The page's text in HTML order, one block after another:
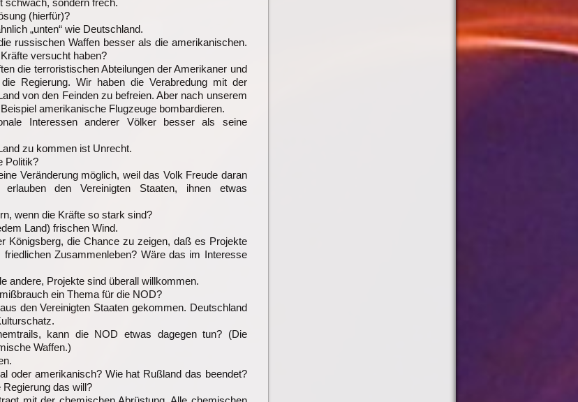
(hierfür)?
„unten“ wie Deutschland.
russischen Waffen besser als die amerikanischen.
versucht haben?
die terroristischen Abteilungen der Amerikaner und
Regierung. Wir haben die Verabredung mit der
von den Feinden zu befreien. Aber nach unserem
amerikanische Flugzeuge bombardieren.
Interessen anderer Völker besser als seine
zu kommen ist Unrecht.
Politik?
Veränderung möglich, weil das Volk Freude daran
den Vereinigten Staaten, ihnen etwas
wenn die Kräfte so stark sind?
Land) frischen Wind.
Königsberg, die Chance zu zeigen, daß es Projekte
Zusammenleben? Wäre das im Interesse
andere, Projekte sind überall willkommen.
ein Thema für die NOD?
den Vereinigten Staaten gekommen. Deutschland
kann die NOD etwas dagegen tun? (Die
Waffen.)
oder amerikanisch? Wie hat Rußland das beendet?
das will?